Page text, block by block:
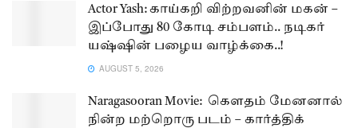
Actor Yash: காய்கறி விற்றவனின் மகன் –
இப்போது 80 கோடி சம்பளம்.. நடிகர்
யஷ்ஷின் பழைய வாழ்க்கை..!
AUGUST 5, 2026
Naragasooran Movie: கௌதம் மேனனால்
நின்ற மற்றொரு படம் – கார்த்திக்